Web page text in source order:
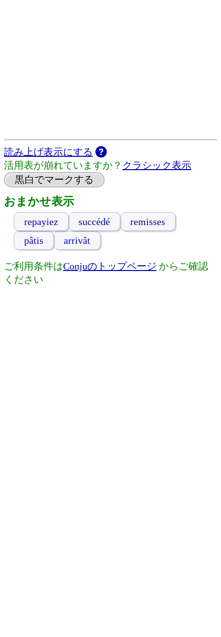
読み上げ表示にする
活用表が崩れていますか？ クラシック表示
黒白でマークする
おまかせ表示
repayiez succédé
remisses
pâtis
arrivât
ご利用条件はConjuのトップページ からご確認
ください